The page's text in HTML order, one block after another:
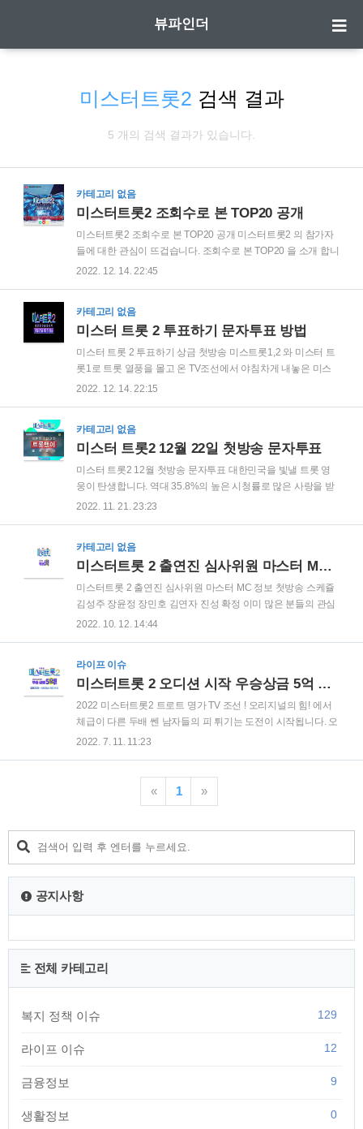
뷰파인더
미스터트롯2 검색 결과
5 개의 검색 결과가 있습니다.
카테고리 없음
미스터트롯2 조회수로 본 TOP20 공개
미스터트롯2 조회수로 본 TOP20 공개 미스터트롯2 의 참가자
들에 대한 관심이 뜨겁습니다. 조회수로 본 TOP20 을 소개 합니
다. 16위~20위 20위 : 박세욱 19위 : 송민준 18위 : 이대원 17위 :
위 : 한이재 8위 : 김시원 7위 : 김홍종 6위 : 서건후 1위~5위 5위 :
황민호 4위 : 박성온 3위 : 최대성 2위 : 진해성 1위 : 박서진 출연
자 소개 영상 예능 12월 22일 목요일 밤 10시 미스터트롯2 새로
운 전설의 시작 전 국민을 트로트 열풍에 빠지게 만든 레전드의
2022. 12. 14. 22:45
카테고리 없음
미스터 트롯 2 투표하기 문자투표 방법
미스터 트롯 2 투표하기 상금 첫방송 미스트롯1,2 와 미스터 트
롯1로 트롯 열풍을 몰고 온 TV조선에서 야침차게 내놓은 미스
터트롯2 의 첫방송이 12월 22일 목요일 저녁 10시로 다가왔습
대급의 상금인 5억원으로 알려져있습니다. 미스터트롯2 투표
방법 미스터트롯 투표는 대국민 응원투표와 최종 파이널 문자
투표로 이루어집니다. 하루에 1번 7명 투표를 할 수 있습니다.
쿠팡 플레이 어플에서는 한번 더 같은 과정으로 투표 할 수 있으
2022. 12. 14. 22:15
카테고리 없음
미스터 트롯2 12월 22일 첫방송 문자투표
미스터 트롯2 12월 첫방송 문자투표 대한민국을 빛낼 트롯 영
웅이 탄생합니다. 역대 35.8%의 높은 시청률로 많은 사랑을 받
았던 트롯방송의 왕좌 TV조선의 미스터트롯2 가 역대 미스터트
기대되는데요 과연 미스터 트롯2 어떤무대를 보여줄지 기대 됩
니다. 미스터트롯2 문자투표 바로가기 미스터트롯 2 출연진 심
사위원 마스터 MC 정보 첫방송 스케쥴 김성주 장윤정 장민호
김연자 진성 미스터트롯 2 출연진 심사위원 마스터 MC 정보 첫
2022. 11. 21. 23:23
카테고리 없음
미스터트롯 2 출연진 심사위원 마스터 MC 정보 첫방송 스케쥴 김성주 장윤정 장민호 김연자 진성 확정 TOP7 영웅 영탁 동원 민호 호중 희재 찬원 행보정리
미스터트롯 2 출연진 심사위원 마스터 MC 정보 첫방송 스케쥴
김성주 장윤정 장민호 김연자 진성 확정 이미 많은 분들의 관심
을 받고 있는 미스터트롯2 정보관련해서 진행상황에 대해서 소
출연자들이 확정되지 않은 상태이지만 우선 MC 는 터줏대감인
김성주 아나운서와 붐으로 확정되었습니다. 김성주는 엠넷의
슈퍼스타K 오디션 프로그램에서 한시즌 빼고 모든시즌 MC를
보았으며 내일도 시리즈 역시 내일은 미스트롯, 내일은 국민가
2022. 10. 12. 14:44
라이프 이슈
미스터트롯 2 오디션 시작 우승상금 5억 신청방법 순위·문자·투표·방법·결승·생방송 TV 조선 출연진 트로트·신청·접수 ,미스터트롯 시즌 1 참가자 TOP7
2022 미스터트롯2 트로트 명가 TV 조선 ! 오리지널의 힘! 에서
체급이 다른 두배 쎈 남자들의 피 튀기는 도전이 시작됩니다. 오
디션 사상최고 우승상금 5억 ! 이라는 큰 상금을 내걸고 제 2의
기 : 👉 TV 조선 지원방법 : 서류접수 (E메일로 접수 ) 모집대상 :
만 50세 이하의 끼많은 남성 진행 : MC 김성주 아나운서 우승상
의 노래 영상 2곡 (튠,믹싱 등 음향 후반 작업이 없는 라이브 영
상'원본' 이어야 합니다. ) ✔✔ 얼굴사진..
2022. 7. 11. 11:23
« 1 »
공지사항
전체 카테고리
복지 정책 이슈 129
라이프 이슈 12
금융정보 9
생활정보 0